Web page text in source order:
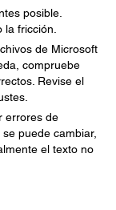
posible.
fricción.
de Microsoft
compruebe
Revise el
errores de
puede cambiar,
el texto no